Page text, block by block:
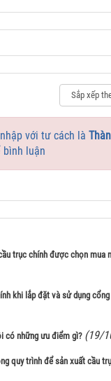
với tư cách là
luận
trục chính được chọn mua
khi lắp đặt và sử dụng
có những ưu điểm gì? (19/
quy trình để sản xuất cầu